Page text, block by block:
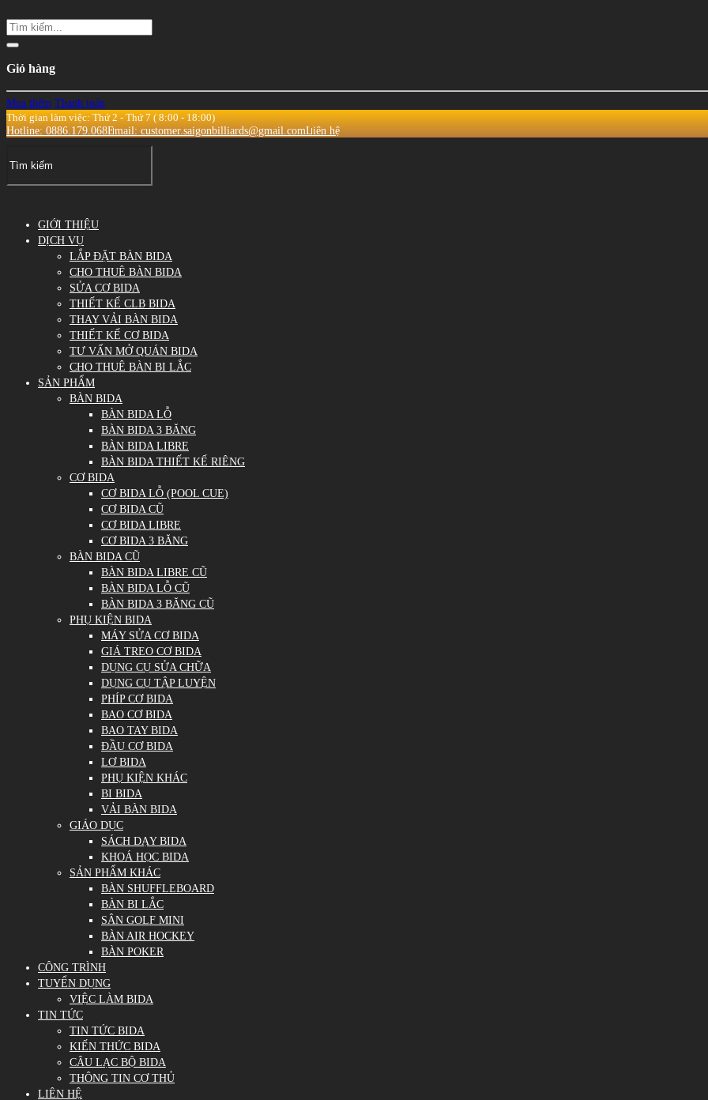
Giỏ hàng
Mua thêm Thanh toán
Thời gian làm việc: Thứ 2 - Thứ 7 ( 8:00 - 18:00)
Hotline: 0886.179.068Email: customer.saigonbilliards@gmail.comLiên hệ
GIỚI THIỆU
DỊCH VỤ
LẮP ĐẶT BÀN BIDA
CHO THUÊ BÀN BIDA
SỬA CƠ BIDA
THIẾT KẾ CLB BIDA
THAY VẢI BÀN BIDA
THIẾT KẾ CƠ BIDA
TƯ VẤN MỞ QUÁN BIDA
CHO THUÊ BÀN BI LẮC
SẢN PHẨM
BÀN BIDA
BÀN BIDA LỖ
BÀN BIDA 3 BĂNG
BÀN BIDA LIBRE
BÀN BIDA THIẾT KẾ RIÊNG
CƠ BIDA
CƠ BIDA LỖ (POOL CUE)
CƠ BIDA CŨ
CƠ BIDA LIBRE
CƠ BIDA 3 BĂNG
BÀN BIDA CŨ
BÀN BIDA LIBRE CŨ
BÀN BIDA LỖ CŨ
BÀN BIDA 3 BĂNG CŨ
PHỤ KIỆN BIDA
MÁY SỬA CƠ BIDA
GIÁ TREO CƠ BIDA
DỤNG CỤ SỬA CHỮA
DỤNG CỤ TẬP LUYỆN
PHÍP CƠ BIDA
BAO CƠ BIDA
BAO TAY BIDA
ĐẦU CƠ BIDA
LƠ BIDA
PHỤ KIỆN KHÁC
BI BIDA
VẢI BÀN BIDA
GIÁO DỤC
SÁCH DẠY BIDA
KHOÁ HỌC BIDA
SẢN PHẨM KHÁC
BÀN SHUFFLEBOARD
BÀN BI LẮC
SÂN GOLF MINI
BÀN AIR HOCKEY
BÀN POKER
CÔNG TRÌNH
TUYỂN DỤNG
VIỆC LÀM BIDA
TIN TỨC
TIN TỨC BIDA
KIẾN THỨC BIDA
CÂU LẠC BỘ BIDA
THÔNG TIN CƠ THỦ
LIÊN HỆ